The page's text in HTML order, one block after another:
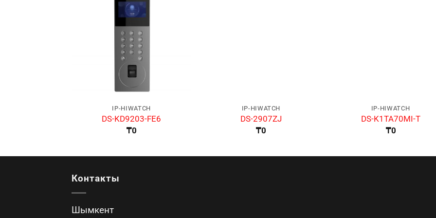
IP-HIWATCH
DS-KD9203-FE6
₸0
IP-HIWATCH
DS-2907ZJ
₸0
IP-HIWATCH
DS-K1TA70MI-T
₸0
Контакты
Шымкент